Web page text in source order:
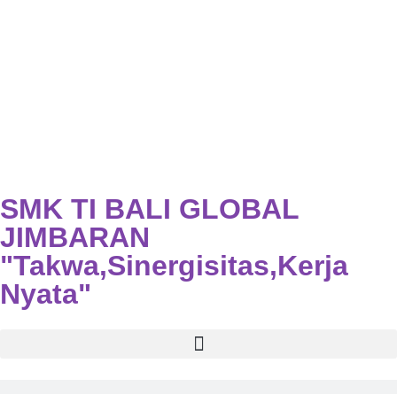
SMK TI BALI GLOBAL
JIMBARAN
"Takwa,Sinergisitas,Kerja
Nyata"